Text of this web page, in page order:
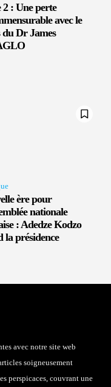
2 : Une perte
avec le
du Dr James
ère pour
nationale
: Adedze Kodzo
la présidence
avec notre site web
soigneusement
perspicaces, couvrant une